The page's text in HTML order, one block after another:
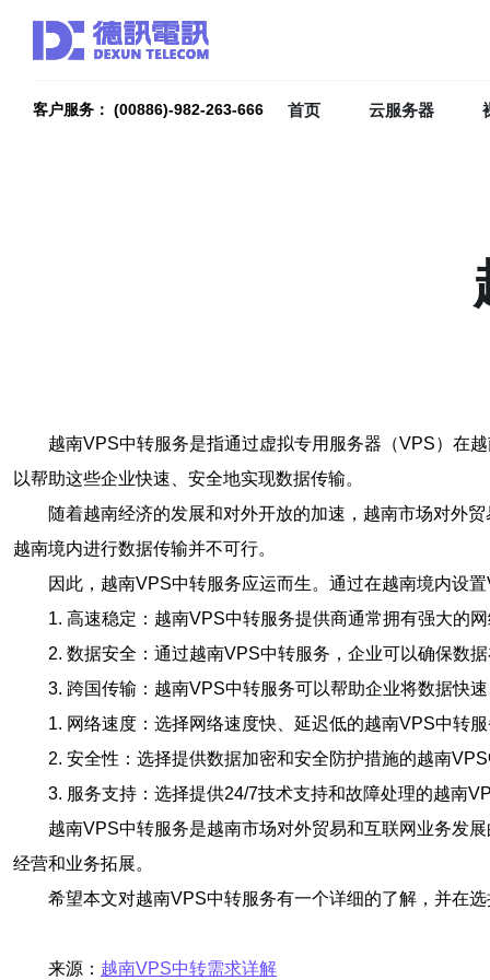
客户服务： (00886)-982-263-666 首页 云服务器
越南VPS中转服务是指通过虚拟专用服务器（VPS）在
以帮助这些企业快速、安全地实现数据传输。
随着越南经济的发展和对外开放的加速，越南市场对外
越南境内进行数据传输并不可行。
因此，越南VPS中转服务应运而生。通过在越南境内设
1. 高速稳定：越南VPS中转服务提供商通常拥有强大的
2. 数据安全：通过越南VPS中转服务，企业可以确保数
3. 跨国传输：越南VPS中转服务可以帮助企业将数据快
1. 网络速度：选择网络速度快、延迟低的越南VPS中转
2. 安全性：选择提供数据加密和安全防护措施的越南
3. 服务支持：选择提供24/7技术支持和故障处理的越南
越南VPS中转服务是越南市场对外贸易和互联网业务发
经营和业务拓展。
希望本文对越南VPS中转服务有一个详细的了解，并在
来源： 越南VPS中转需求详解